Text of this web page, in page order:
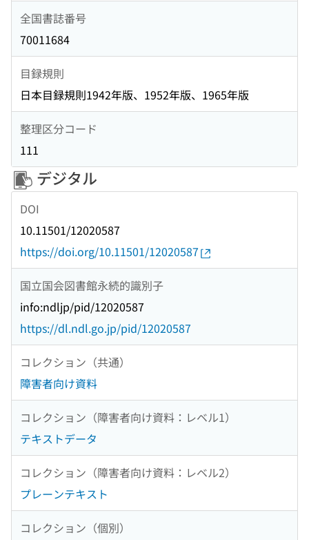
全国書誌番号
70011684
目録規則
日本目録規則1942年版、1952年版、1965年版
整理区分コード
111
デジタル
DOI
10.11501/12020587
https://doi.org/10.11501/12020587
国立国会図書館永続的識別子
info:ndljp/pid/12020587
https://dl.ndl.go.jp/pid/12020587
コレクション（共通）
障害者向け資料
コレクション（障害者向け資料：レベル1）
テキストデータ
コレクション（障害者向け資料：レベル2）
プレーンテキスト
コレクション（個別）